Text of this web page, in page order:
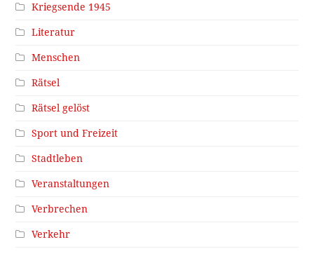
Kriegsende 1945
Literatur
Menschen
Rätsel
Rätsel gelöst
Sport und Freizeit
Stadtleben
Veranstaltungen
Verbrechen
Verkehr